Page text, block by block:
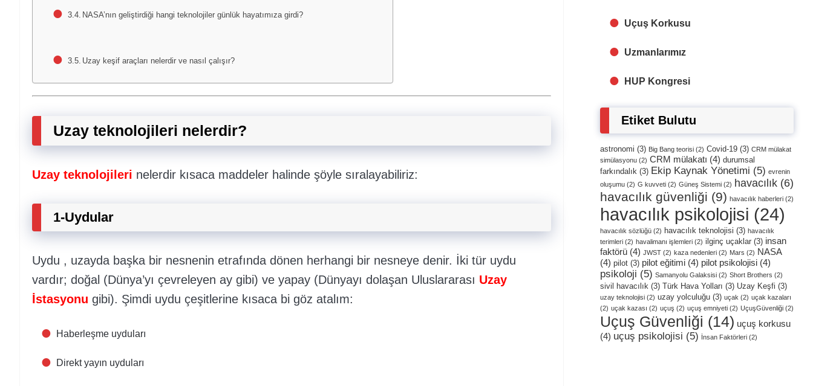
NASA’nın geliştirdiği hangi teknolojiler günlük hayatımıza girdi?
Uzay keşif araçları nelerdir ve nasıl çalışır?
Uzay teknolojileri nelerdir?
Uzay teknolojileri nelerdir kısaca maddeler halinde şöyle sıralayabiliriz:
1-Uydular
Uydu , uzayda başka bir nesnenin etrafında dönen herhangi bir nesneye denir. İki tür uydu
vardır; doğal (Dünya’yı çevreleyen ay gibi) ve yapay (Dünyayı dolaşan Uluslararası Uzay
İstasyonu gibi). Şimdi uydu çeşitlerine kısaca bi göz atalım:
Haberleşme uyduları
Direkt yayın uyduları
Uçuş Korkusu
Uzmanlarımız
HUP Kongresi
Etiket Bulutu
astronomi (3) Big Bang teorisi (2) Covid-19 (3) CRM mülakat
simülasyonu (2) CRM mülakatı (4) durumsal
farkındalık (3) Ekip Kaynak Yönetimi (5) evrenin
oluşumu (2) G kuvveti (2) Güneş Sistemi (2) havacılık (6)
havacılık güvenliği (9) havacılık haberleri (2)
havacılık psikolojisi (24)
havacılık sözlüğü (2) havacılık teknolojisi (3) havacılık
terimleri (2) havalimanı işlemleri (2) ilginç uçaklar (3) insan
faktörü (4) JWST (2) kaza nedenleri (2) Mars (2) NASA
(4) pilot (3) pilot eğitimi (4) pilot psikolojisi (4)
psikoloji (5) Samanyolu Galaksisi (2) Short Brothers (2)
sivil havacılık (3) Türk Hava Yolları (3) Uzay Keşfi (3)
uzay teknolojisi (2) uzay yolculuğu (3) uçak (2) uçak kazaları
(2) uçak kazası (2) uçuş (2) uçuş emniyeti (2) UçuşGüvenliği (2)
Uçuş Güvenliği (14) uçuş korkusu
(4) uçuş psikolojisi (5) İnsan Faktörleri (2)